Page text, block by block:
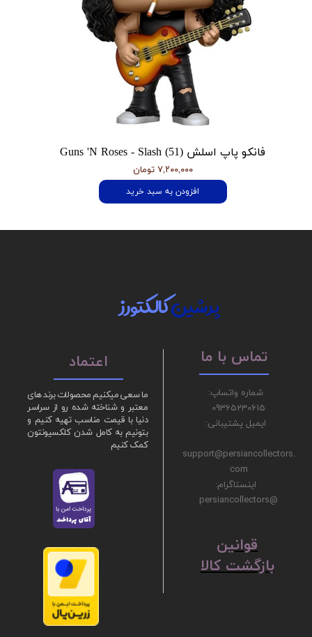
فانکو پاپ اسلش Guns 'N Roses - Slash (51)
۷,۲۰۰,۰۰۰ تومان
افزودن به سبد خرید
ما سعی میکنیم محصولات برند های
معتبر و شناخته شده رو از سراسر
دنیا با قیمت مناسب تهیه کنیم و
بتونیم به کامل شدن کلکسیونتون
کمک کنیم
پرشینکالکتورز
شماره واتساپ:
09365230615
ایمیل پشتیبانی:
support@persiancollectors.
com
اینستاگرام:
@persiancollectors
تماس با ما اعتماد
ق​​​​​​​وانین
بازگشت کالا